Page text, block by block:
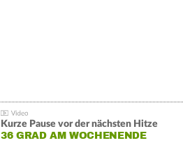
Kurze Pause vor der nächsten Hitze
36 GRAD AM WOCHENENDE